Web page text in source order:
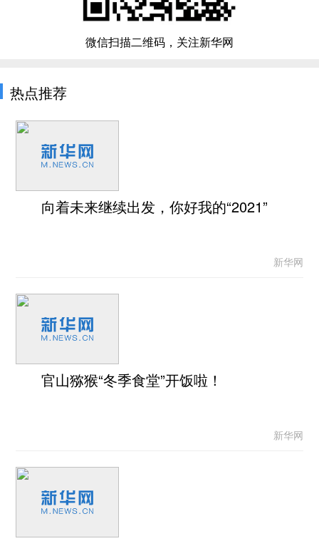
微信扫描二维码，关注新华网
热点推荐
向着未来继续出发，你好我的“2021”
新华网
官山猕猴“冬季食堂”开饭啦！
新华网